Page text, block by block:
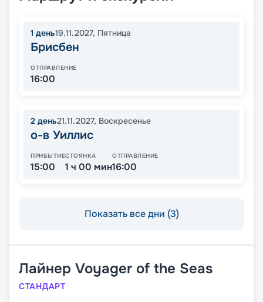
1 день19.11.2027, Пятница
Брисбен
ОТПРАВЛЕНИЕ
16:00
2 день21.11.2027, Воскресенье
о-в Уиллис
ПРИБЫТИЕ
15:00
СТОЯНКА
1 ч 00 мин
ОТПРАВЛЕНИЕ
16:00
Показать все дни (3)
Лайнер Voyager of the Seas
СТАНДАРТ